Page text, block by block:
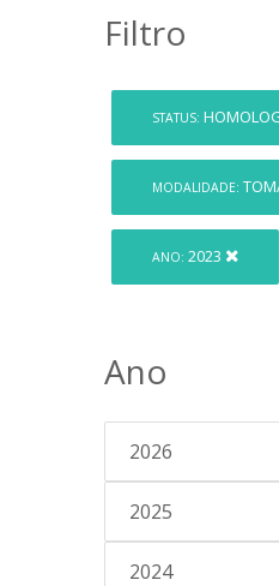
Filtro
STATUS:
MODALIDADE:
ANO: 2023
Ano
2026
2025
2024